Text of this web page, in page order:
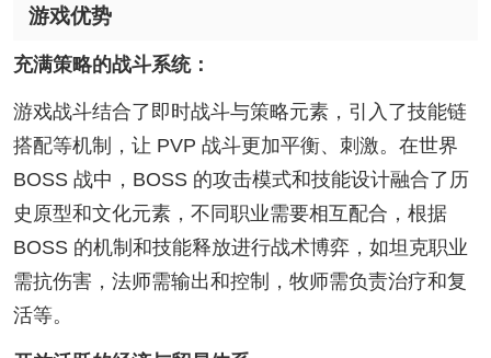
游戏优势
充满策略的战斗系统：
游戏战斗结合了即时战斗与策略元素，引入了技能链
搭配等机制，让 PVP 战斗更加平衡、刺激。在世界
BOSS 战中，BOSS 的攻击模式和技能设计融合了历
史原型和文化元素，不同职业需要相互配合，根据
BOSS 的机制和技能释放进行战术博弈，如坦克职业
需抗伤害，法师需输出和控制，牧师需负责治疗和复
活等。